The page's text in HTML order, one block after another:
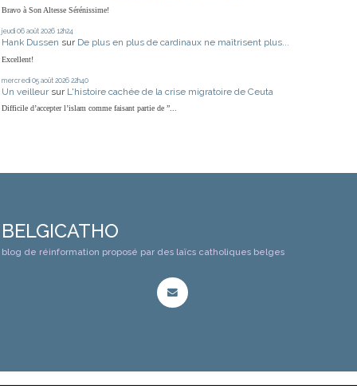
Bravo à Son Altesse Sérénissime!
jeudi 06 août 2026 12h24
Hank Dussen sur De plus en plus de cardinaux ne maîtrisent plus...
Excellent!
mercredi 05 août 2026 22h40
Un veilleur sur L'histoire cachée de la crise migratoire de Ceuta
Difficile d’accepter l’islam comme faisant partie de ”...
BELGICATHO
blog de réinformation proposé par des laïcs catholiques belges